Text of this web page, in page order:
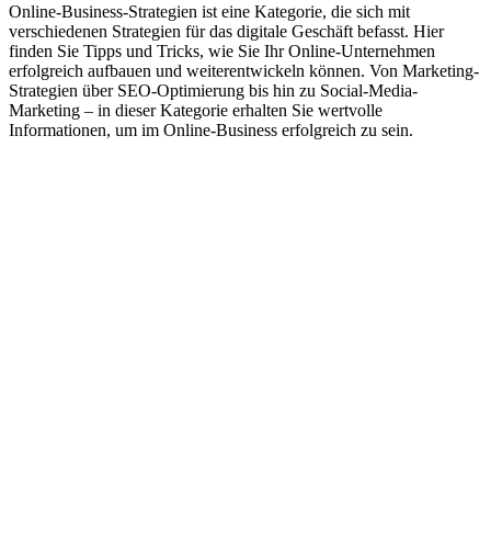
Online-Business-Strategien ist eine Kategorie, die sich mit
verschiedenen Strategien für das digitale Geschäft befasst. Hier
finden Sie Tipps und Tricks, wie Sie Ihr Online-Unternehmen
erfolgreich aufbauen und weiterentwickeln können. Von Marketing-
Strategien über SEO-Optimierung bis hin zu Social-Media-
Marketing – in dieser Kategorie erhalten Sie wertvolle
Informationen, um im Online-Business erfolgreich zu sein.